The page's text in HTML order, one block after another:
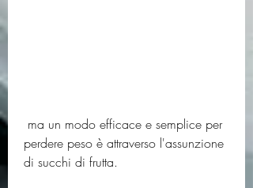
perdere peso è attraverso l'assunzione
di succhi di frutta.